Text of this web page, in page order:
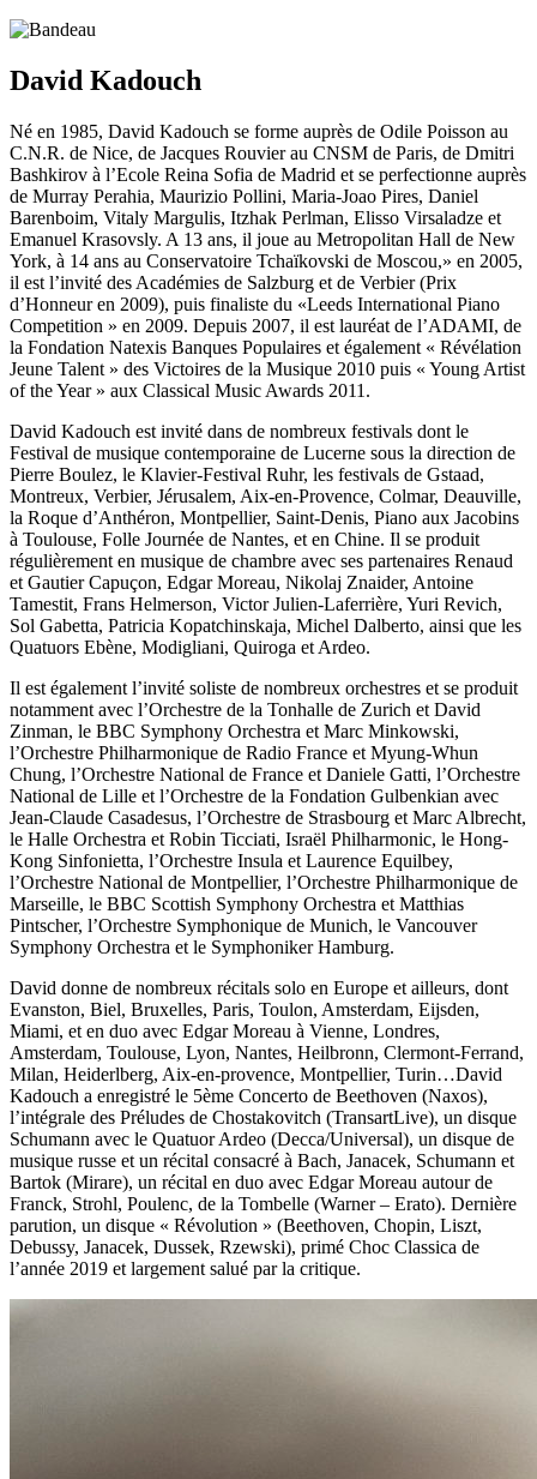
David Kadouch
Né en 1985, David Kadouch se forme auprès de Odile Poisson au
C.N.R. de Nice, de Jacques Rouvier au CNSM de Paris, de Dmitri
Bashkirov à l’Ecole Reina Sofia de Madrid et se perfectionne auprès
de Murray Perahia, Maurizio Pollini, Maria-Joao Pires, Daniel
Barenboim, Vitaly Margulis, Itzhak Perlman, Elisso Virsaladze et
Emanuel Krasovsly. A 13 ans, il joue au Metropolitan Hall de New
York, à 14 ans au Conservatoire Tchaïkovski de Moscou,» en 2005,
il est l’invité des Académies de Salzburg et de Verbier (Prix
d’Honneur en 2009), puis finaliste du «Leeds International Piano
Competition » en 2009. Depuis 2007, il est lauréat de l’ADAMI, de
la Fondation Natexis Banques Populaires et également « Révélation
Jeune Talent » des Victoires de la Musique 2010 puis « Young Artist
of the Year » aux Classical Music Awards 2011.
David Kadouch est invité dans de nombreux festivals dont le
Festival de musique contemporaine de Lucerne sous la direction de
Pierre Boulez, le Klavier-Festival Ruhr, les festivals de Gstaad,
Montreux, Verbier, Jérusalem, Aix-en-Provence, Colmar, Deauville,
la Roque d’Anthéron, Montpellier, Saint-Denis, Piano aux Jacobins
à Toulouse, Folle Journée de Nantes, et en Chine. Il se produit
régulièrement en musique de chambre avec ses partenaires Renaud
et Gautier Capuçon, Edgar Moreau, Nikolaj Znaider, Antoine
Tamestit, Frans Helmerson, Victor Julien-Laferrière, Yuri Revich,
Sol Gabetta, Patricia Kopatchinskaja, Michel Dalberto, ainsi que les
Quatuors Ebène, Modigliani, Quiroga et Ardeo.
Il est également l’invité soliste de nombreux orchestres et se produit
notamment avec l’Orchestre de la Tonhalle de Zurich et David
Zinman, le BBC Symphony Orchestra et Marc Minkowski,
l’Orchestre Philharmonique de Radio France et Myung-Whun
Chung, l’Orchestre National de France et Daniele Gatti, l’Orchestre
National de Lille et l’Orchestre de la Fondation Gulbenkian avec
Jean-Claude Casadesus, l’Orchestre de Strasbourg et Marc Albrecht,
le Halle Orchestra et Robin Ticciati, Israël Philharmonic, le Hong-
Kong Sinfonietta, l’Orchestre Insula et Laurence Equilbey,
l’Orchestre National de Montpellier, l’Orchestre Philharmonique de
Marseille, le BBC Scottish Symphony Orchestra et Matthias
Pintscher, l’Orchestre Symphonique de Munich, le Vancouver
Symphony Orchestra et le Symphoniker Hamburg.
David donne de nombreux récitals solo en Europe et ailleurs, dont
Evanston, Biel, Bruxelles, Paris, Toulon, Amsterdam, Eijsden,
Miami, et en duo avec Edgar Moreau à Vienne, Londres,
Amsterdam, Toulouse, Lyon, Nantes, Heilbronn, Clermont-Ferrand,
Milan, Heiderlberg, Aix-en-provence, Montpellier, Turin…David
Kadouch a enregistré le 5ème Concerto de Beethoven (Naxos),
l’intégrale des Préludes de Chostakovitch (TransartLive), un disque
Schumann avec le Quatuor Ardeo (Decca/Universal), un disque de
musique russe et un récital consacré à Bach, Janacek, Schumann et
Bartok (Mirare), un récital en duo avec Edgar Moreau autour de
Franck, Strohl, Poulenc, de la Tombelle (Warner – Erato). Dernière
parution, un disque « Révolution » (Beethoven, Chopin, Liszt,
Debussy, Janacek, Dussek, Rzewski), primé Choc Classica de
l’année 2019 et largement salué par la critique.